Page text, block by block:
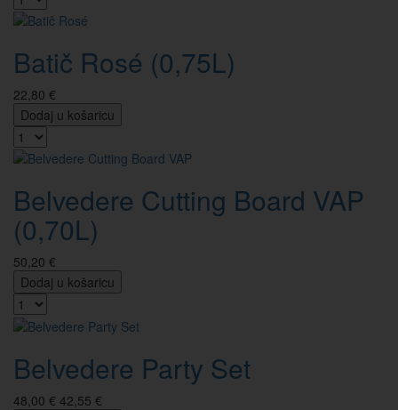
Batič Rosé (0,75L)
22,80 €
Dodaj u košaricu
Belvedere Cutting Board VAP
(0,70L)
50,20 €
Dodaj u košaricu
Belvedere Party Set
48,00 € 42,55 €